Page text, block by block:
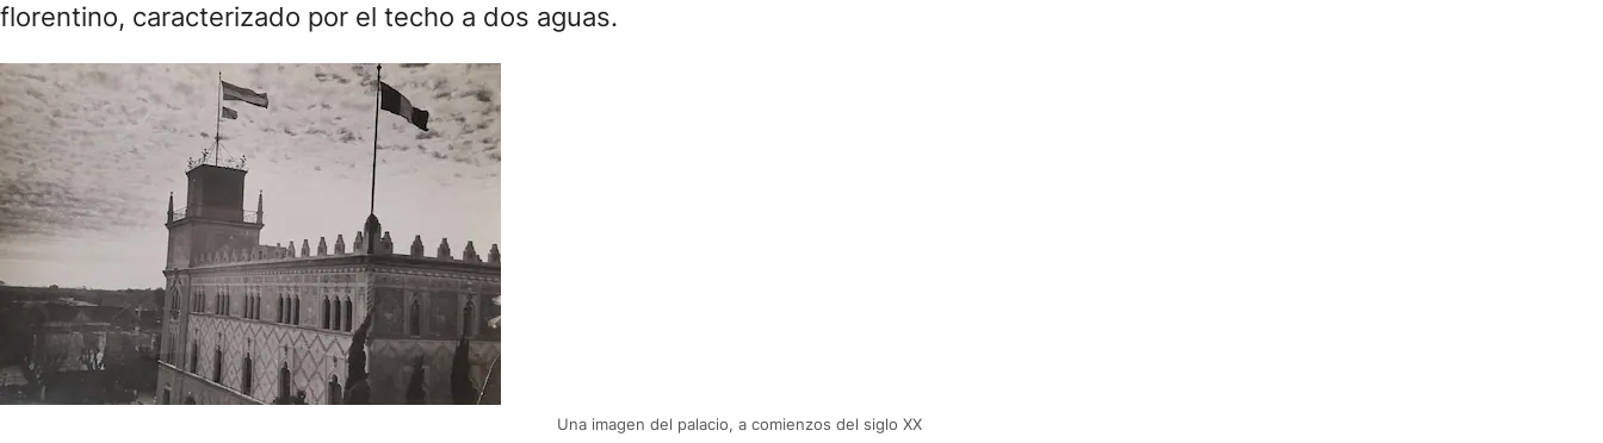
florentino, caracterizado por el techo a dos aguas.
Una imagen del palacio, a comienzos del siglo XX